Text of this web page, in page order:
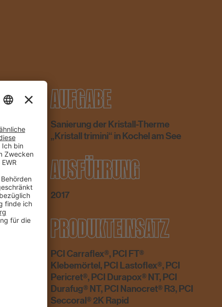
AUFGABE
Sanierung der Kristall-Therme
„Kristall trimini“ in Kochel am See
AUSFÜHRUNG
2017
PRODUKTEINSATZ
PCI Carraflex®, PCI FT®
Klebemörtel, PCI Lastoflex®, PCI
Pericret®, PCI Durapox® NT, PCI
Durafug® NT, PCI Nanocret® R3, PCI
Seccoral® 2K Rapid